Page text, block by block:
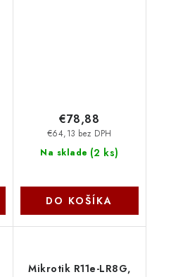
Na sklade (2 ks)
€64,13 bez DPH
€78,88
DO KOŠÍKA
Mikrotik R11e-LR8G,